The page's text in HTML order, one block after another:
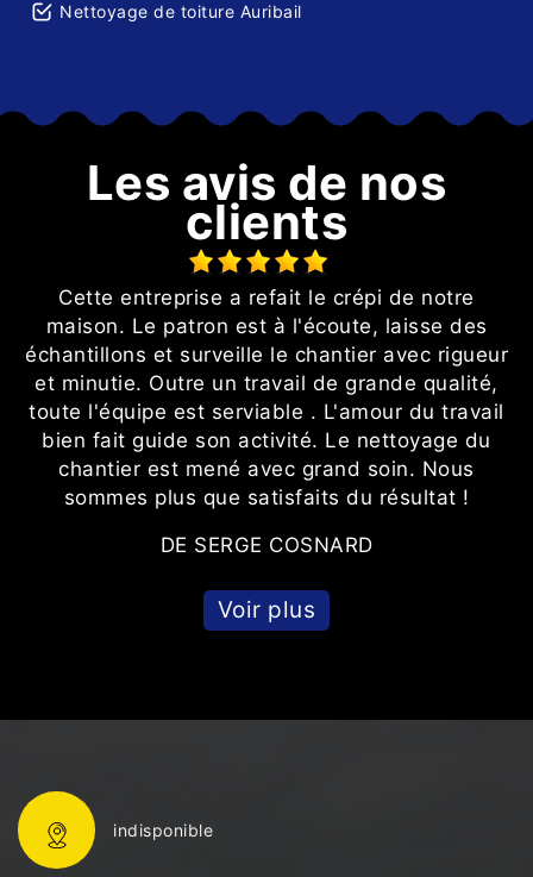
Nettoyage de toiture Auribail
Les avis de nos
clients
Cette entreprise a refait le crépi de notre
maison. Le patron est à l'écoute, laisse des
échantillons et surveille le chantier avec rigueur
et minutie. Outre un travail de grande qualité,
toute l'équipe est serviable . L'amour du travail
bien fait guide son activité. Le nettoyage du
chantier est mené avec grand soin. Nous
sommes plus que satisfaits du résultat !
DE SERGE COSNARD
Voir plus
indisponible